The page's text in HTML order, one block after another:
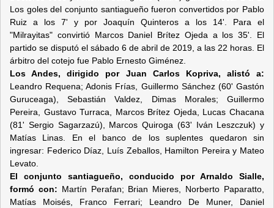
Los goles del conjunto santiagueño fueron convertidos por Pablo
Ruiz a los 7' y por Joaquín Quinteros a los 14'. Para el
"Milrayitas" convirtió Marcos Daniel Brítez Ojeda a los 35'. El
partido se disputó el sábado 6 de abril de 2019, a las 22 horas. El
árbitro del cotejo fue Pablo Ernesto Giménez.
Los Andes, dirigido por Juan Carlos Kopriva, alistó a:
Leandro Requena; Adonis Frías, Guillermo Sánchez (60' Gastón
Guruceaga), Sebastián Valdez, Dimas Morales; Guillermo
Pereira, Gustavo Turraca, Marcos Brítez Ojeda, Lucas Chacana
(81' Sergio Sagarzazú), Marcos Quiroga (63' Iván Leszczuk) y
Matías Linas. En el banco de los suplentes quedaron sin
ingresar: Federico Díaz, Luís Zeballos, Hamilton Pereira y Mateo
Levato.
El conjunto santiagueño, conducido por Arnaldo Sialle,
formó con: Martín Perafan; Brian Mieres, Norberto Paparatto,
Matías Moisés, Franco Ferrari; Leandro De Muner, Daniel